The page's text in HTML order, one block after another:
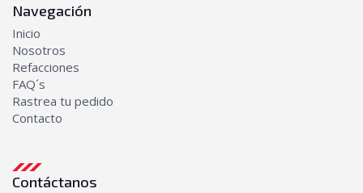
Navegación
Inicio
Nosotros
Refacciones
FAQ´s
Rastrea tu pedido
Contacto
Contáctanos